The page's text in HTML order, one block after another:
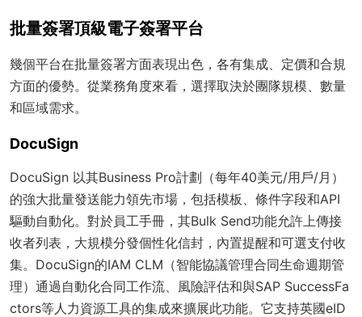
批量簽署頂級電子簽署平台
幾個平台在批量簽署方面表現出色，各有集成、定價和合規
方面的優勢。從業務角度來看，選擇取決於團隊規模、數量
和區域需求。
DocuSign
DocuSign 以其Business Pro計劃（每年40美元/用戶/月）
的強大批量發送能力領先市場，包括模板、條件字段和API
驅動自動化。對於員工手冊，其Bulk Send功能允許上傳接
收者列表，大規模分發個性化信封，內置提醒和可選支付收
集。DocuSign的IAM CLM（智能協議管理合同生命週期管
理）通過自動化合同工作流、風險評估和與SAP SuccessFa
ctors等人力資源工具的集成來擴展此功能。它支持英國eID